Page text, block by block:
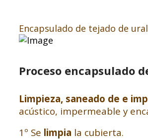
Encapsulado de tejado de
Proceso encapsulado
Limpieza, saneado de e
acústico, impermeable y
1º Se limpia la cubierta.